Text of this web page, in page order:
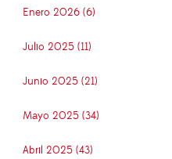
Enero 2026 (6)
Julio 2025 (11)
Junio 2025 (21)
Mayo 2025 (34)
Abril 2025 (43)